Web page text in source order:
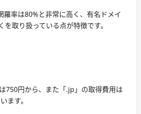
羅率は80%と非常に高く、有名ドメイ
を取り扱っている点が特徴です。
750円から、また「.jp」の取得費用は
ます。